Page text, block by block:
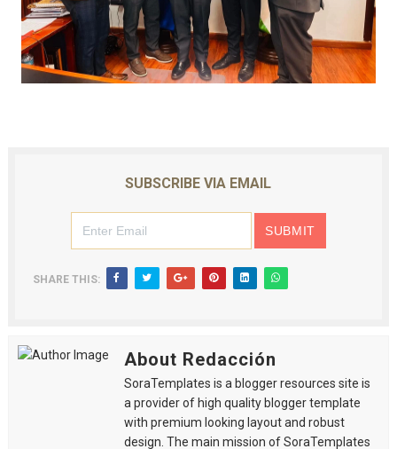
SUBSCRIBE VIA EMAIL
SHARE THIS:
About Redacción
SoraTemplates is a blogger resources site is
a provider of high quality blogger template
with premium looking layout and robust
design. The main mission of SoraTemplates